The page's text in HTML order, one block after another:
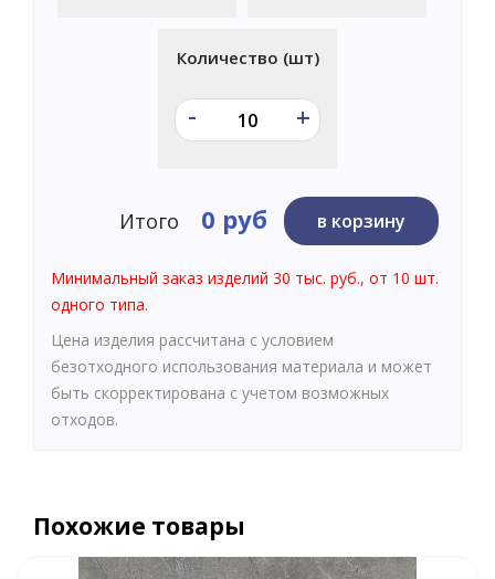
Количество (шт)
- +
Итого 0 руб в корзину
Минимальный заказ изделий 30 тыс. руб., от 10 шт.
одного типа.
Цена изделия рассчитана с условием
безотходного использования материала и может
быть скорректирована с учетом возможных
отходов.
Похожие товары